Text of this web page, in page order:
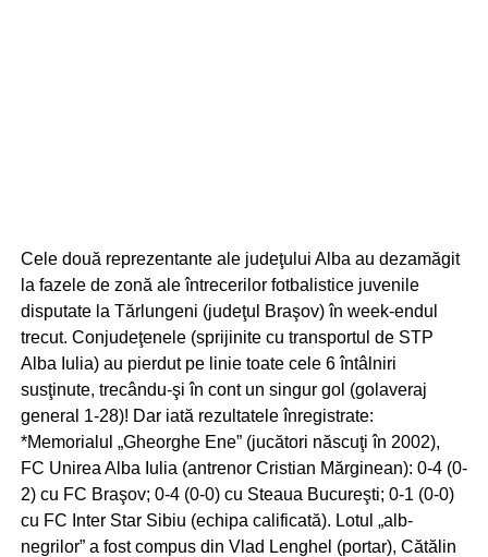
Cele două reprezentante ale judeţului Alba au dezamăgit
la fazele de zonă ale întrecerilor fotbalistice juvenile
disputate la Tărlungeni (judeţul Braşov) în week-endul
trecut. Conjudeţenele (sprijinite cu transportul de STP
Alba Iulia) au pierdut pe linie toate cele 6 întâlniri
susţinute, trecându-şi în cont un singur gol (golaveraj
general 1-28)! Dar iată rezultatele înregistrate:
*Memorialul „Gheorghe Ene” (jucători născuţi în 2002),
FC Unirea Alba Iulia (antrenor Cristian Mărginean): 0-4 (0-
2) cu FC Braşov; 0-4 (0-0) cu Steaua Bucureşti; 0-1 (0-0)
cu FC Inter Star Sibiu (echipa calificată). Lotul „alb-
negrilor” a fost compus din Vlad Lenghel (portar), Cătălin